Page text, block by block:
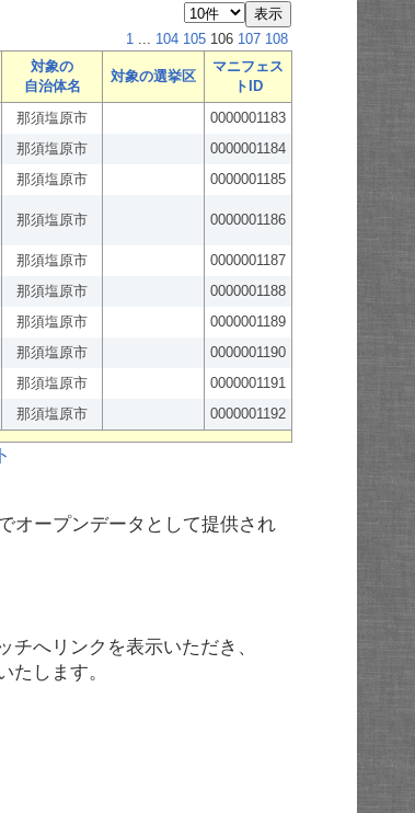
1 ... 104 105 106 107 108
対象の
自治体名
対象の選挙区
マニフェス
トID
那須塩原市
0000001183
那須塩原市
0000001184
那須塩原市 0000001185
那須塩原市 0000001186
那須塩原市
0000001187
那須塩原市
0000001188
那須塩原市
0000001189
那須塩原市
0000001190
那須塩原市
0000001191
那須塩原市 0000001192
オープンデータとして提供され
へリンクを表示いただき、
します。